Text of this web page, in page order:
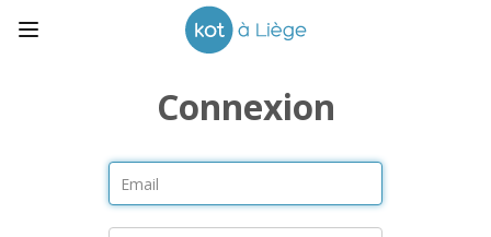
Connexion